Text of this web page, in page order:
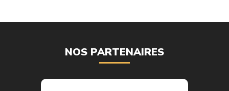
NOS PARTENAIRES